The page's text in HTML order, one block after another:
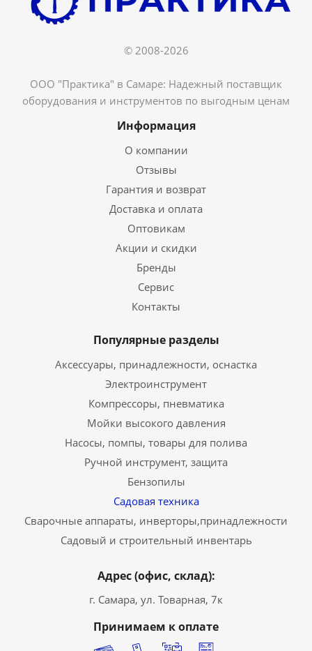
© 2008-2026
ООО "Практика" в Самаре: Надежный поставщик
оборудования и инструментов по выгодным ценам
Информация
О компании
Отзывы
Гарантия и возврат
Доставка и оплата
Оптовикам
Акции и скидки
Бренды
Сервис
Контакты
Популярные разделы
Аксессуары, принадлежности, оснастка
Электроинструмент
Компрессоры, пневматика
Мойки высокого давления
Насосы, помпы, товары для полива
Ручной инструмент, защита
Бензопилы
Садовая техника
Сварочные аппараты, инверторы,принадлежности
Садовый и строительный инвентарь
Адрес (офис, склад):
г. Самара, ул. Товарная, 7к
Принимаем к оплате